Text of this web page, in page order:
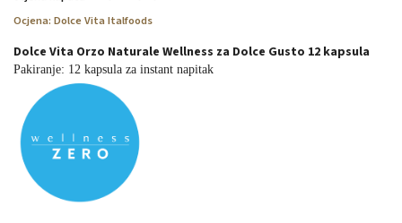
Ocjena: Dolce Vita Italfoods
Dolce Vita Orzo Naturale Wellness za Dolce Gusto 12 kapsula
Pakiranje: 12 kapsula za instant napitak